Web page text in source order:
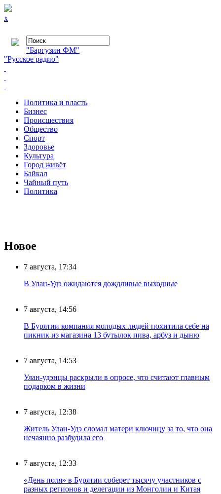
x
"Баргузин ФМ"
"Русское радио"
Политика и власть
Бизнес
Происшествия
Общество
Cпорт
Здоровье
Культура
Город живёт
Байкал
Чайный путь
Политика
Новое
7 августа, 17:34
В Улан-Удэ ожидаются дождливые выходные
7 августа, 14:56
В Бурятии компания молодых людей похитила себе на
пикник из магазина 13 бутылок пива, арбуз и дыню
7 августа, 14:53
Улан-удэнцы раскрыли в опросе, что считают главным
подарком в жизни
7 августа, 12:38
Житель Улан-Удэ сломал матери ключицу за то, что она
нечаянно разбудила его
7 августа, 12:33
«День поля» в Бурятии соберет тысячу участников с
разных регионов и делегации из Монголии и Китая